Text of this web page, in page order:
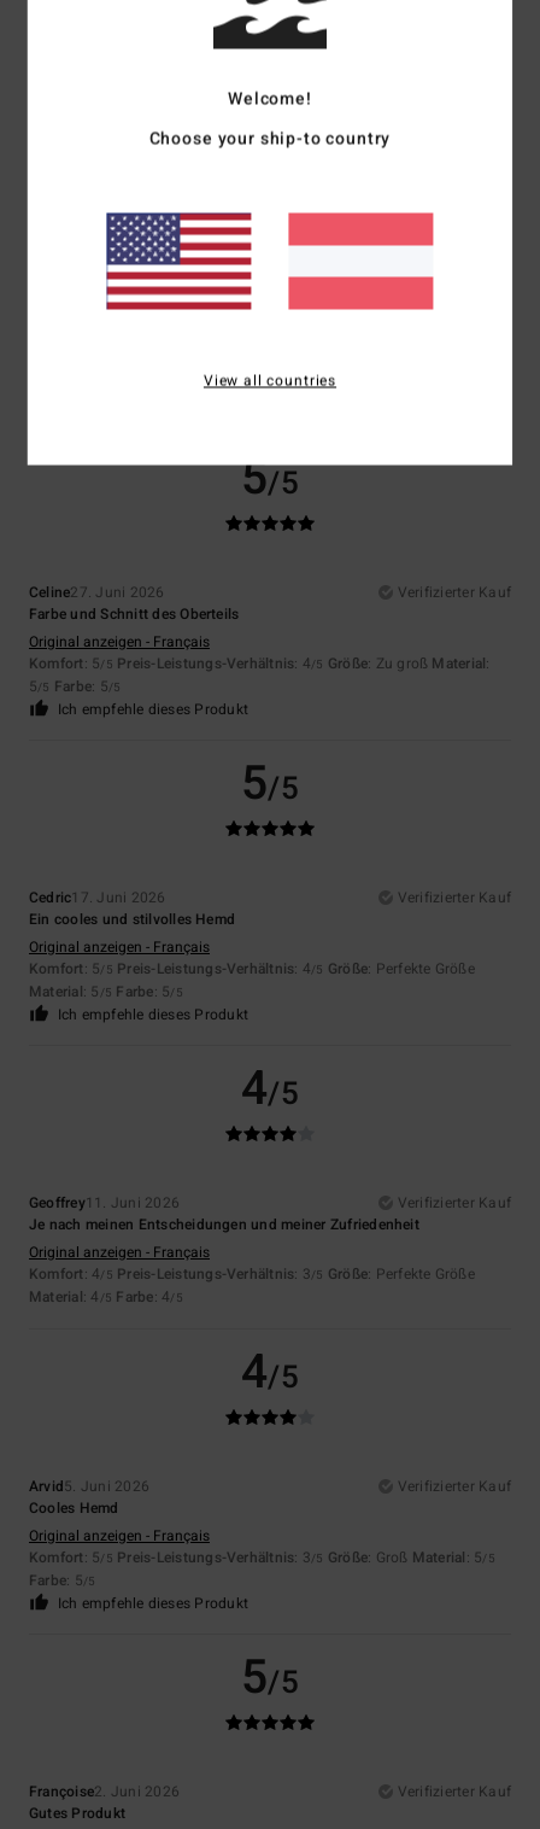
Bequem und in der richtigen Farbe
Original anzeigen - Castellano
6. Juli 2026
Leicht und angenehm
5/5
Celine27. Juni 2026
Verifizierter Kauf
Farbe und Schnitt des Oberteils
Original anzeigen - Français
Komfort: 5/5 Preis-Leistungs-Verhältnis: 4/5 Größe: Zu groß Material:
5/5 Farbe: 5/5
Ich empfehle dieses Produkt
5/5
Cedric17. Juni 2026
Verifizierter Kauf
Ein cooles und stilvolles Hemd
Original anzeigen - Français
Komfort: 5/5 Preis-Leistungs-Verhältnis: 4/5 Größe: Perfekte Größe
Material: 5 /5 Farbe: 5/5
Ich empfehle dieses Produkt
4/5
Geoffrey11. Juni 2026
Verifizierter Kauf
Je nach meinen Entscheidungen und meiner Zufriedenheit
Original anzeigen - Français
Komfort: 4/5 Preis-Leistungs-Verhältnis: 3/5 Größe: Perfekte Größe
Material: 4 /5 Farbe: 4/5
4/5
Arvid5. Juni 2026
Verifizierter Kauf
Cooles Hemd
Original anzeigen - Français
Komfort: 5/5 Preis-Leistungs-Verhältnis: 3/5 Größe: Groß Material: 5/5
Farbe: 5/5
Ich empfehle dieses Produkt
5/5
Françoise2. Juni 2026
Verifizierter Kauf
Gutes Produkt
Welcome!
Choose your ship-to country
View all countries